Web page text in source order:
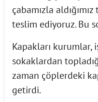
çabamızla
teslim ediyoruz. Bu
Kapakları kurumlar,
sokaklardan
zaman çöplerdeki
getirdi.